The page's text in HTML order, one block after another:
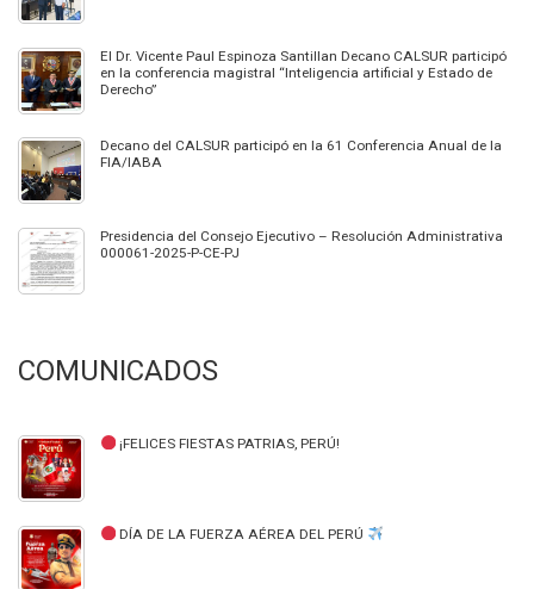
El Dr. Vicente Paul Espinoza Santillan Decano CALSUR participó
en la conferencia magistral “Inteligencia artificial y Estado de
Derecho”
Decano del CALSUR participó en la 61 Conferencia Anual de la
FIA/IABA
Presidencia del Consejo Ejecutivo – Resolución Administrativa
000061-2025-P-CE-PJ
COMUNICADOS
¡FELICES FIESTAS PATRIAS, PERÚ!
DÍA DE LA FUERZA AÉREA DEL PERÚ